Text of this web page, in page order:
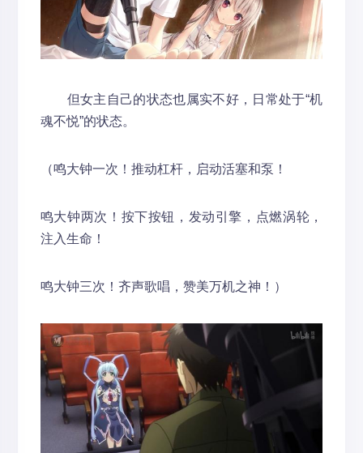
但女主自己的状态也属实不好，日常处于“机
魂不悦”的状态。
（鸣大钟一次！推动杠杆，启动活塞和泵！
鸣大钟两次！按下按钮，发动引擎，点燃涡轮，
注入生命！
鸣大钟三次！齐声歌唱，赞美万机之神！）